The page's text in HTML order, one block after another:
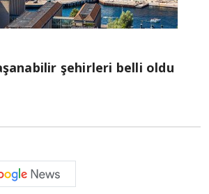
şehirleri belli oldu